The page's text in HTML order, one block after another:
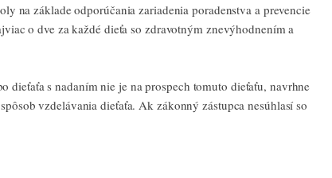
na základe odporúčania zariadenia poradenstva a prevencie
o dve za každé dieťa so zdravotným znevýhodnením a
dieťaťa s nadaním nie je na prospech tomuto dieťaťu, navrhne
vzdelávania dieťaťa. Ak zákonný zástupca nesúhlasí so